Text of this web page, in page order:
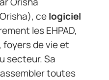
celogiciel
les EHPAD,
de vie et
secteur. Sa
toutes